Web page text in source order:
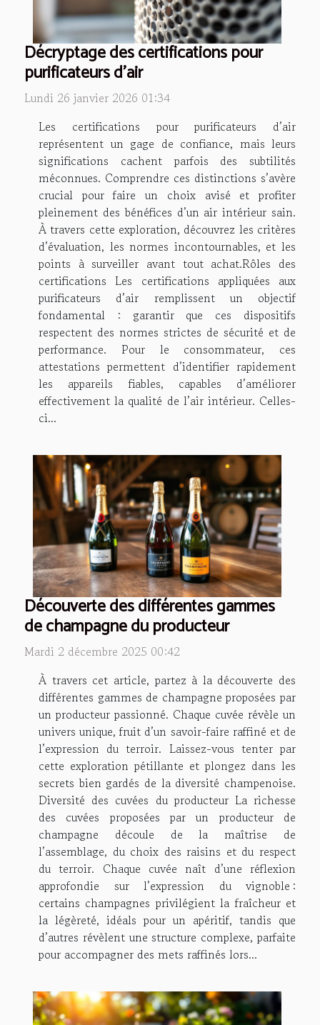
Décryptage des certifications pour
purificateurs d'air
Lundi 26 janvier 2026 01:34
Les certifications pour purificateurs d’air
représentent un gage de confiance, mais leurs
significations cachent parfois des subtilités
méconnues. Comprendre ces distinctions s’avère
crucial pour faire un choix avisé et profiter
pleinement des bénéfices d’un air intérieur sain.
À travers cette exploration, découvrez les critères
d’évaluation, les normes incontournables, et les
points à surveiller avant tout achat.Rôles des
certifications Les certifications appliquées aux
purificateurs d’air remplissent un objectif
fondamental : garantir que ces dispositifs
respectent des normes strictes de sécurité et de
performance. Pour le consommateur, ces
attestations permettent d’identifier rapidement
les appareils fiables, capables d’améliorer
effectivement la qualité de l’air intérieur. Celles-
ci...
Découverte des différentes gammes
de champagne du producteur
Mardi 2 décembre 2025 00:42
À travers cet article, partez à la découverte des
différentes gammes de champagne proposées par
un producteur passionné. Chaque cuvée révèle un
univers unique, fruit d’un savoir-faire raffiné et de
l’expression du terroir. Laissez-vous tenter par
cette exploration pétillante et plongez dans les
secrets bien gardés de la diversité champenoise.
Diversité des cuvées du producteur La richesse
des cuvées proposées par un producteur de
champagne découle de la maîtrise de
l’assemblage, du choix des raisins et du respect
du terroir. Chaque cuvée naît d’une réflexion
approfondie sur l’expression du vignoble :
certains champagnes privilégient la fraîcheur et
la légèreté, idéals pour un apéritif, tandis que
d’autres révèlent une structure complexe, parfaite
pour accompagner des mets raffinés lors...